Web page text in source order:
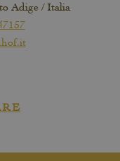
Adige / Italia